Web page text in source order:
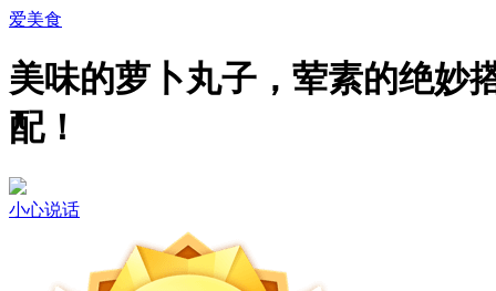
爱美食
美味的萝卜丸子，荤素的绝妙
配！
小心说话